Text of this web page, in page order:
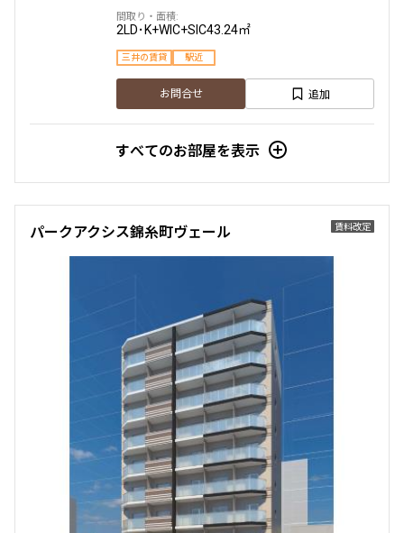
2LD･K+WIC+SIC43.24㎡
三井の賃貸 駅近
お問合せ 追加
すべてのお部屋を表示
賃料改定
パークアクシス錦糸町ヴェール